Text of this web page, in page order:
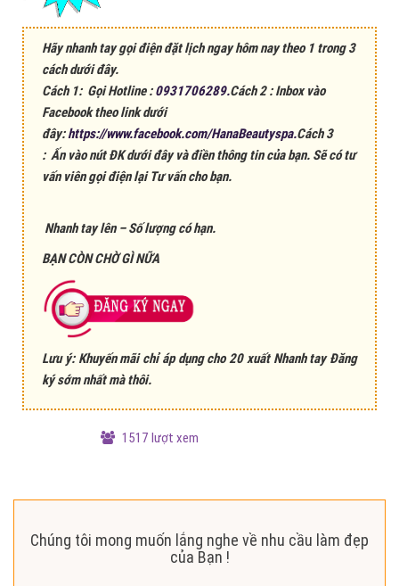
Hãy nhanh tay gọi điện đặt lịch ngay hôm nay theo 1 trong 3
cách dưới đây.
Cách 1: Gọi Hotline :0931706289.Cách 2 : Inbox vào
Facebook theo link dưới
đây:https://www.facebook.com/HanaBeautyspa.Cách 3
: Ấn vào nút ĐK dưới đây và điền thông tin của bạn. Sẽ có tư
vấn viên gọi điện lại Tư vấn cho bạn.
Nhanh tay lên – Số lượng có hạn.
BẠN CÒN CHỜ GÌ NỮA
Lưu ý: Khuyến mãi chỉ áp dụng cho 20 xuất Nhanh tay Đăng
ký sớm nhất mà thôi.
1517 lượt xem
Chúng tôi mong muốn lắng nghe về nhu cầu làm đẹp
của Bạn !